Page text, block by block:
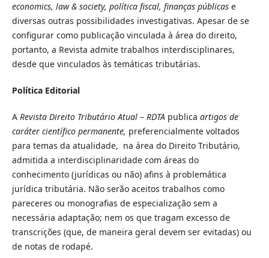
economics, law & society, polí­tica fiscal, finanças públicase
diversas outras possibilidades investigativas. Apesar de se
configurar como publicação vinculada à área do direito,
portanto, a Revista admite trabalhos interdisciplinares,
desde que vinculados às temáticas tributárias.
Política Editorial
A Revista Direito Tributário Atual – RDTApublica artigos de
caráter científico permanente, preferencialmente voltados
para temas da atualidade, na área do Direito Tributário,
admitida a interdisciplinaridade com áreas do
conhecimento (jurídicas ou não) afins à problemática
jurídica tributária. Não serão aceitos trabalhos como
pareceres ou monografias de especialização sem a
necessária adaptação; nem os que tragam excesso de
transcrições (que, de maneira geral devem ser evitadas) ou
de notas de rodapé.